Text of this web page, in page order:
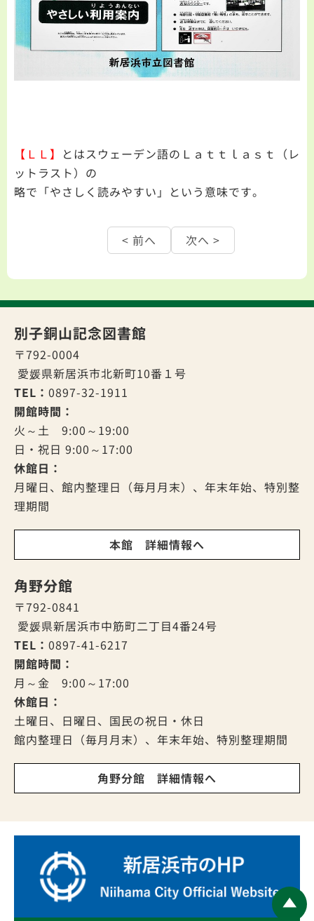
【ＬＬ】 とはスウェーデン語のＬａｔｔｌａｓｔ（レ
ットラスト）の
略で「やさしく読みやすい」という意味です。
< 前へ 次へ >
別子銅山記念図書館
〒792-0004
愛媛県新居浜市北新町10番１号
TEL： 0897-32-1911
開館時間：
火～土 9:00～19:00
日・祝日 9:00～17:00
休館日：
月曜日、館内整理日（毎月月末）、年末年始、特別整
理期間
本館 詳細情報へ
角野分館
〒792-0841
愛媛県新居浜市中筋町二丁目4番24号
TEL： 0897-41-6217
開館時間：
月～金 9:00～17:00
休館日：
土曜日、日曜日、国民の祝日・休日
館内整理日（毎月月末）、年末年始、特別整理期間
角野分館 詳細情報へ